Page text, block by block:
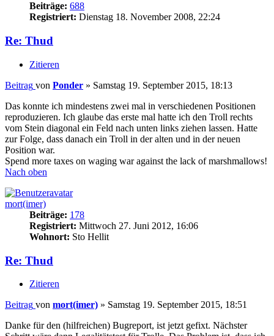
Beiträge: 688
Registriert: Dienstag 18. November 2008, 22:24
Re: Thud
Zitieren
Beitrag von Ponder » Samstag 19. September 2015, 18:13
Das konnte ich mindestens zwei mal in verschiedenen Positionen
reproduzieren. Ich glaube das erste mal hatte ich den Troll rechts
vom Stein diagonal ein Feld nach unten links ziehen lassen. Hatte
zur Folge, dass danach ein Troll in der alten und in der neuen
Position war.
Spend more taxes on waging war against the lack of marshmallows!
Nach oben
mort(imer)
Beiträge: 178
Registriert: Mittwoch 27. Juni 2012, 16:06
Wohnort: Sto Hellit
Re: Thud
Zitieren
Beitrag von mort(imer) » Samstag 19. September 2015, 18:51
Danke für den (hilfreichen) Bugreport, ist jetzt gefixt. Nächster